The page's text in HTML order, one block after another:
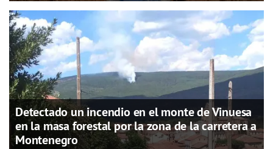
Detectado un incendio en el monte de Vinuesa
en la masa forestal por la zona de la carretera a
Montenegro